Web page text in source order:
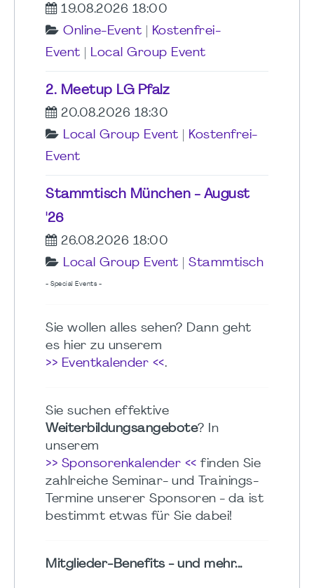
19.08.2026 18:00
Online-Event
Kostenfrei-
Event
Local Group Event
2. Meetup LG Pfalz
20.08.2026 18:30
Local Group Event
Kostenfrei-
Event
Stammtisch München - August
'26
26.08.2026 18:00
Local Group Event
Stammtisch
- Special Events -
Sie wollen alles sehen? Dann geht
es hier zu unserem
>> Eventkalender <<.
Sie suchen effektive
Weiterbildungsangebote? In
unserem
>> Sponsorenkalender << finden Sie
zahlreiche Seminar- und Trainings-
Termine unserer Sponsoren - da ist
bestimmt etwas für Sie dabei!
Mitglieder-Benefits - und mehr...